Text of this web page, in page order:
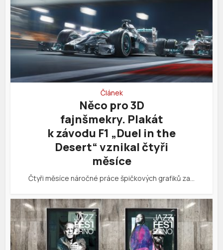
Článek
Něco pro 3D
fajnšmekry. Plakát
k závodu F1 „Duel in the
Desert“ vznikal čtyři
měsíce
Čtyři měsíce náročné práce špičkových grafiků za…